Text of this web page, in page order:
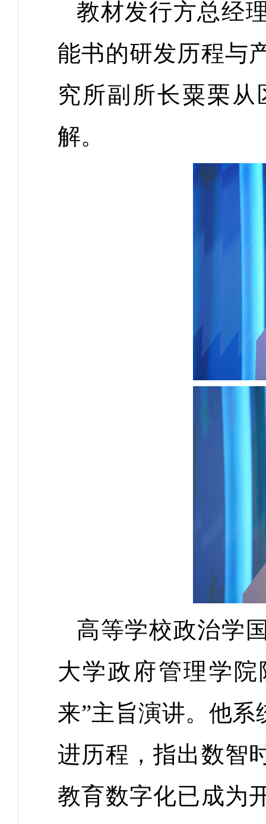
教材发行方总经
能书的研发历程与
究所副所长粟栗
解。
高等学校政治学
大学政府管理学
来”主旨演讲。他
进历程，指出数智
教育数字化已成为